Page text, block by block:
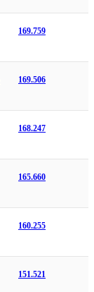
169.759
169.506
168.247
165.660
160.255
151.521